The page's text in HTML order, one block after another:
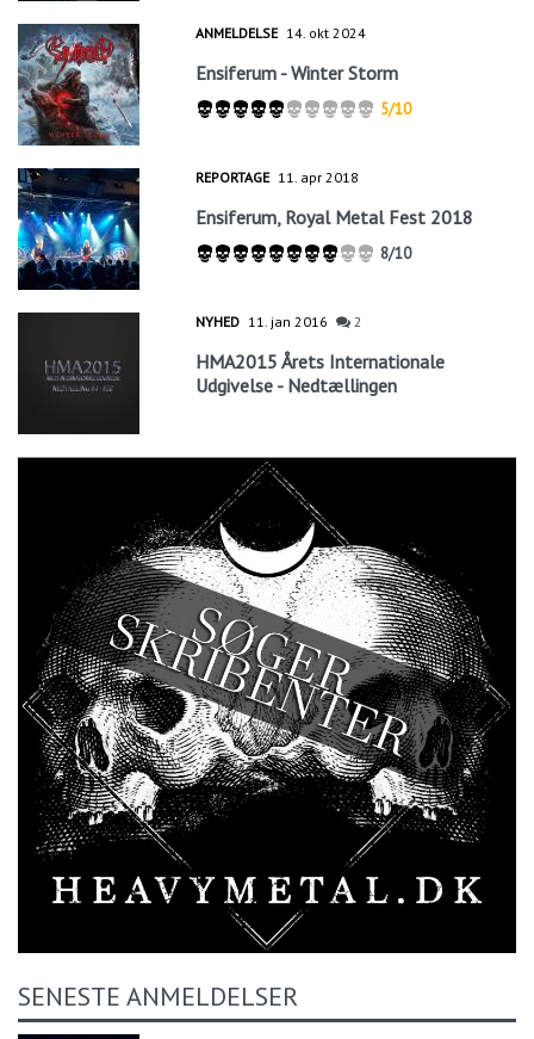
ANMELDELSE 14. okt 2024
Ensiferum - Winter Storm
5/10
REPORTAGE 11. apr 2018
Ensiferum, Royal Metal Fest 2018
8/10
NYHED 11. jan 2016 2
HMA2015 Årets Internationale
Udgivelse - Nedtællingen
SENESTE ANMELDELSER